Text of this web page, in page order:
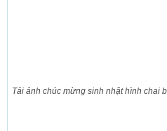
Tải ảnh chúc mừng sinh nhật hình chai